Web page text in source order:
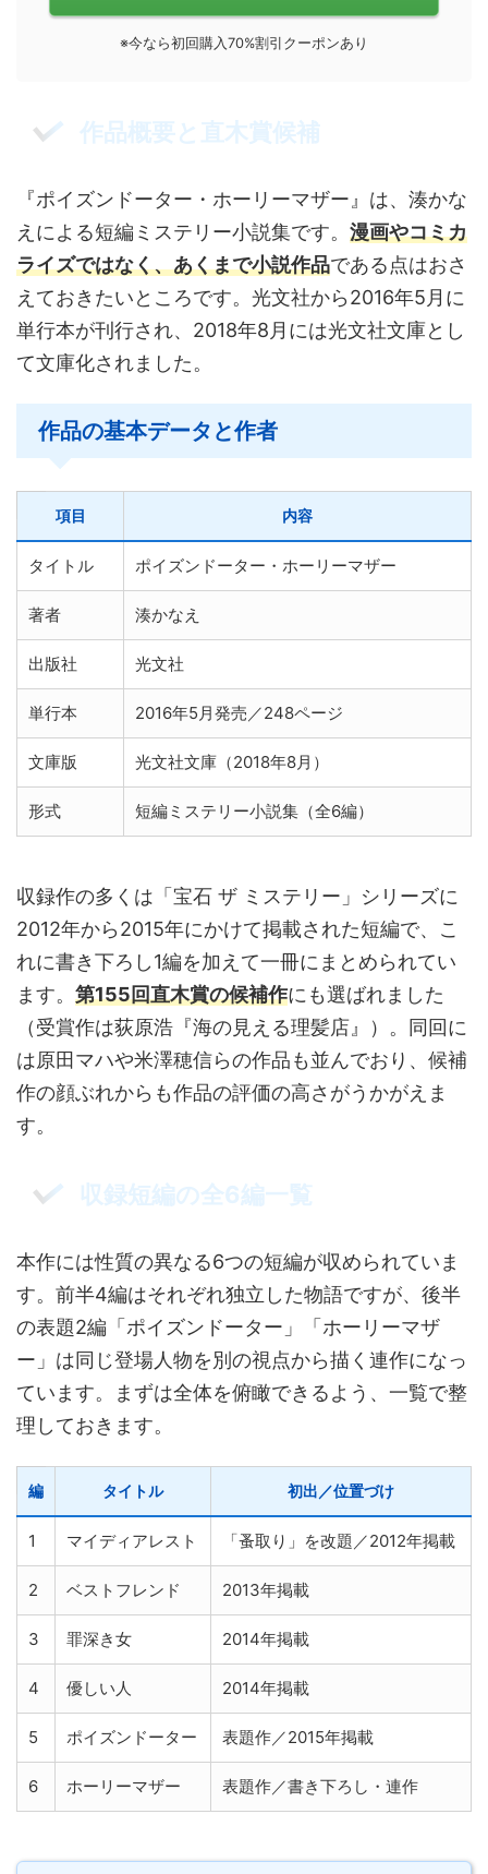
※今なら初回購入70%割引クーポンあり
作品概要と直木賞候補
『ポイズンドーター・ホーリーマザー』は、湊かな
えによる短編ミステリー小説集です。 漫画やコミカ
ライズではなく、あくまで小説作品である点はおさ
えておきたいところです。光文社から2016年5月に
単行本が刊行され、2018年8月には光文社文庫とし
て文庫化されました。
作品の基本データと作者
項目 内容
タイトル ポイズンドーター・ホーリーマザー
著者 湊かなえ
出版社 光文社
単行本 2016年5月発売／248ページ
文庫版 光文社文庫（2018年8月）
形式 短編ミステリー小説集（全6編）
収録作の多くは「宝石 ザ ミステリー」シリーズに
2012年から2015年にかけて掲載された短編で、こ
れに書き下ろし1編を加えて一冊にまとめられてい
ます。 第155回直木賞の候補作にも選ばれました
（受賞作は荻原浩『海の見える理髪店』）。同回に
は原田マハや米澤穂信らの作品も並んでおり、候補
作の顔ぶれからも作品の評価の高さがうかがえま
す。
収録短編の全6編一覧
本作には性質の異なる6つの短編が収められていま
す。前半4編はそれぞれ独立した物語ですが、後半
の表題2編「ポイズンドーター」「ホーリーマザ
ー」は同じ登場人物を別の視点から描く連作になっ
ています。まずは全体を俯瞰できるよう、一覧で整
理しておきます。
編 タイトル 初出／位置づけ
1 マイディアレスト 「蚤取り」を改題／2012年掲載
2 ベストフレンド 2013年掲載
3 罪深き女 2014年掲載
4 優しい人 2014年掲載
5 ポイズンドーター 表題作／2015年掲載
6 ホーリーマザー 表題作／書き下ろし・連作